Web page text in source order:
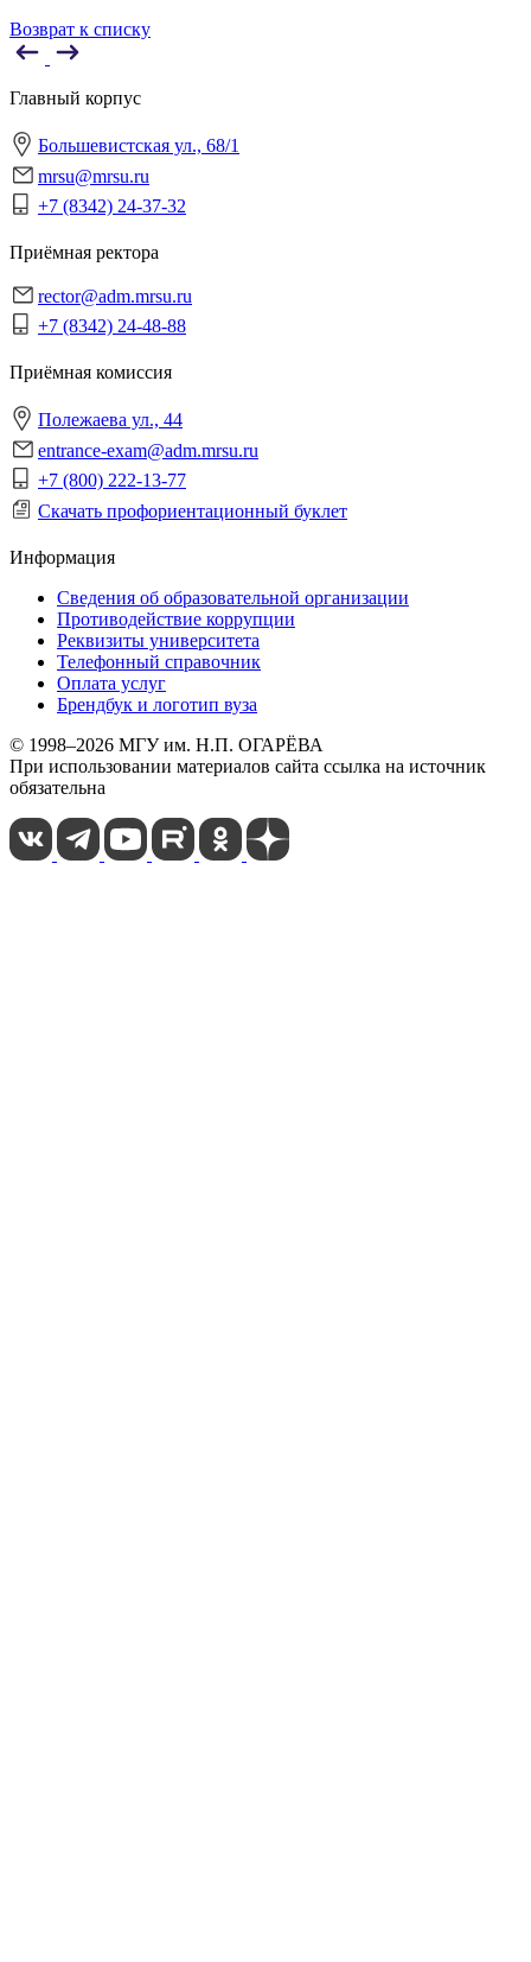
Возврат к списку
Главный корпус
Большевистская ул., 68/1
mrsu@mrsu.ru
+7 (8342) 24-37-32
Приёмная ректора
rector@adm.mrsu.ru
+7 (8342) 24-48-88
Приёмная комиссия
Полежаева ул., 44
entrance-exam@adm.mrsu.ru
+7 (800) 222-13-77
Скачать профориентационный буклет
Информация
Сведения об образовательной организации
Противодействие коррупции
Реквизиты университета
Телефонный справочник
Оплата услуг
Брендбук и логотип вуза
© 1998–2026 МГУ им. Н.П. ОГАРЁВА
При использовании материалов сайта ссылка на источник
обязательна